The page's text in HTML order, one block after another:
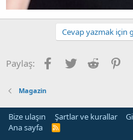
Cevap yazmak için
Paylaş: Facebook
Twitter Reddit
Magazin
Bize ulaşın Şartlar ve kurallar
Ana sayfa
R